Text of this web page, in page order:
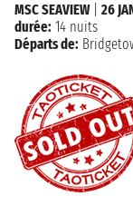
MSC SEAVIEW| 26
durée: 14 nuits
Départs de: